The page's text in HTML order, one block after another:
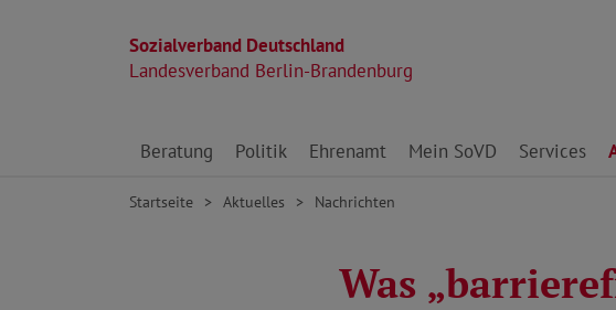
Sozialverband Deutschland
Landesverband Berlin-Brandenburg
Direkt zu den Inhalten springen
Beratung Politik Ehrenamt Mein SoVD Services
Startseite Aktuelles Nachrichten
Was